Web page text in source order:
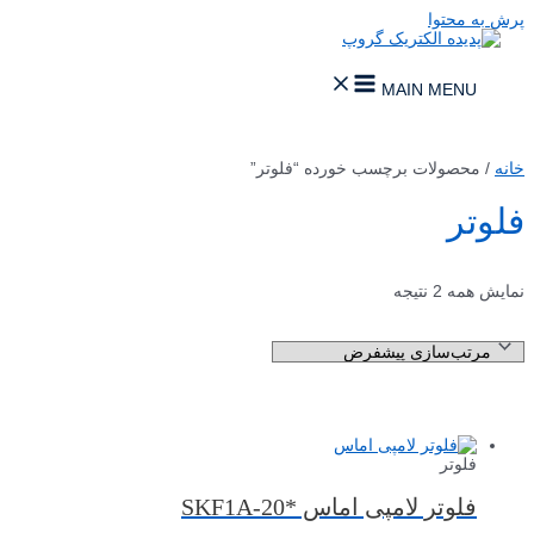
پرش به محتوا
MAIN MENU
خانه / محصولات برچسب خورده “فلوتر”
فلوتر
نمایش همه 2 نتیجه
فلوتر
فلوتر لامپی اماس *SKF1A-20